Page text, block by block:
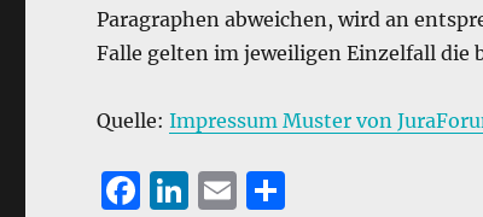
Paragraphen abweichen, wird an
Falle gelten im jeweiligen Einzelfall die
Quelle:Impressum Muster von
F
Li E